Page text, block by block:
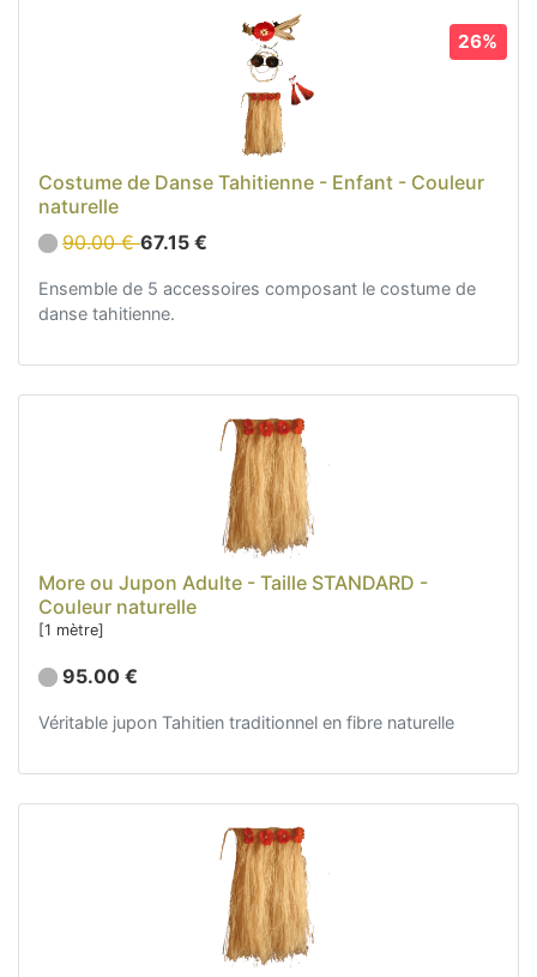
26%
Costume de Danse Tahitienne - Enfant - Couleur
naturelle
90.00 €67.15 €
Ensemble de 5 accessoires composant le costume de
danse tahitienne.
More ou Jupon Adulte - Taille STANDARD -
Couleur naturelle
[1 mètre]
95.00 €
Véritable jupon Tahitien traditionnel en fibre naturelle